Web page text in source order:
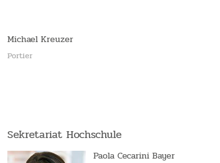
Michael Kreuzer
Portier
Sekretariat Hochschule
Paola Cecarini Bayer